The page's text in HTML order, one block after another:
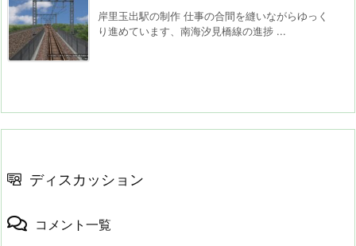
岸里玉出駅の制作 仕事の合間を縫いながらゆっく
り進めています、南海汐見橋線の進捗 ...
ディスカッション
コメント一覧